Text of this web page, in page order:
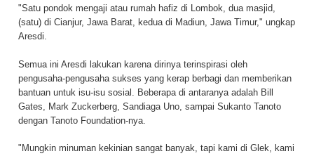
"Satu pondok mengaji atau rumah hafiz di Lombok, dua masjid,
(satu) di Cianjur, Jawa Barat, kedua di Madiun, Jawa Timur," ungkap
Aresdi.
Semua ini Aresdi lakukan karena dirinya terinspirasi oleh
pengusaha-pengusaha sukses yang kerap berbagi dan memberikan
bantuan untuk isu-isu sosial. Beberapa di antaranya adalah Bill
Gates, Mark Zuckerberg, Sandiaga Uno, sampai Sukanto Tanoto
dengan Tanoto Foundation-nya.
"Mungkin minuman kekinian sangat banyak, tapi kami di Glek, kami